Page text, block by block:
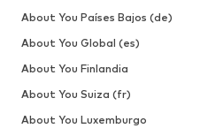
About You Países Bajos (de)
About You Global (es)
About You Finlandia
About You Suiza (fr)
About You Luxemburgo